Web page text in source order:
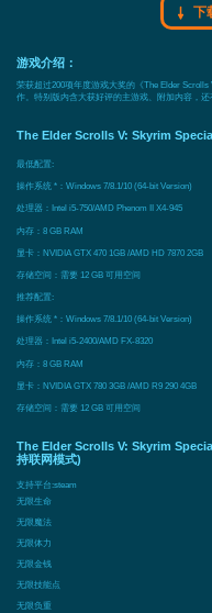
下
游戏介绍：
荣获超过200项年度游戏大奖的《The Elder
作。特别版内含大获好评的主游戏、附加内容，还
The Elder Scrolls V: Skyrim
最低配置:
操作系统 *：Windows 7/8.1/10 (64-bit Version)
处理器：Intel i5-750/AMD Phenom II X4-945
内存：8 GB RAM
显卡：NVIDIA GTX 470 1GB /AMD HD 7870 2GB
存储空间：需要 12 GB 可用空间
推荐配置:
操作系统 *：Windows 7/8.1/10 (64-bit Version)
处理器：Intel i5-2400/AMD FX-8320
内存：8 GB RAM
显卡：NVIDIA GTX 780 3GB /AMD R9 290 4GB
存储空间：需要 12 GB 可用空间
The Elder Scrolls V: Skyrim
持联网模式)
支持平台:steam
无限生命
无限魔法
无限体力
无限金钱
无限技能点
无限负重